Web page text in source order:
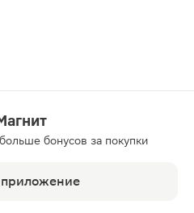
бонусов за покупки